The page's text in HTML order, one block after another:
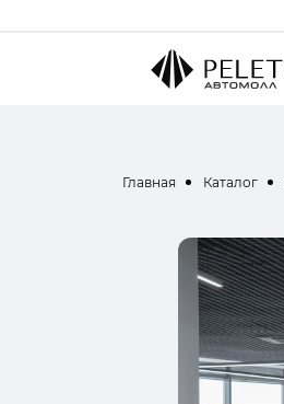
Главная Каталог